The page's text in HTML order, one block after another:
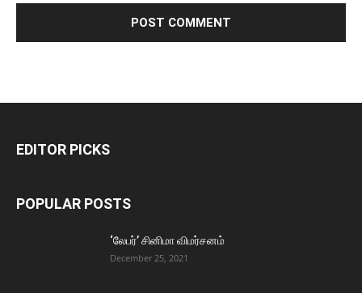
EDITOR PICKS
POPULAR POSTS
‘லேபர்’ சினிமா விமர்சனம்
December 25, 2021